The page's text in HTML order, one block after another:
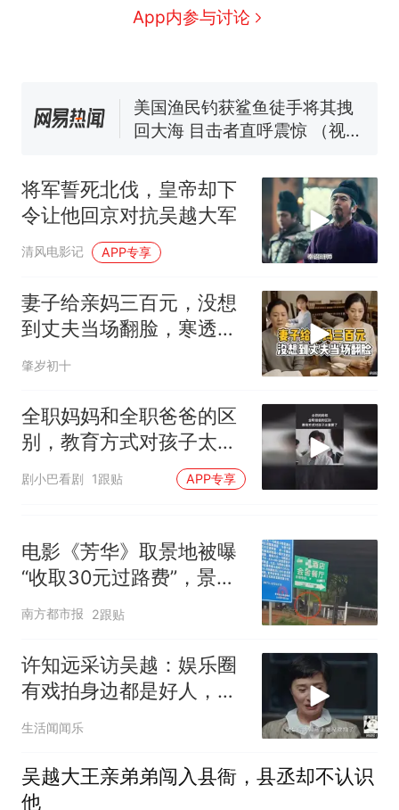
App内参与讨论
协会回应
男子上山采菌偶然发现鸡枞菌
窝，原地守1天等它长大：挖了
来源：参考消息）
笔试第一被第二名传话劝弃考
官方通报
因老师一句“跟我回家”改写了
人生
将军誓死北伐，皇帝却下
令让他回京对抗吴越大军
清风电影记 APP专享
妻子给亲妈三百元，没想
到丈夫当场翻脸，寒透了
妻子心
肇岁初十
全职妈妈和全职爸爸的区
别，教育方式对孩子太重
要了
剧小巴看剧 1跟贴 APP专享
电影《芳华》取景地被曝
“收取30元过路费”，景区
回应
南方都市报 2跟贴
许知远采访吴越：娱乐圈
有戏拍身边都是好人，没
戏拍只能坐后排！
生活闻闻乐
吴越大王亲弟弟闯入县衙，县丞却不认识
他